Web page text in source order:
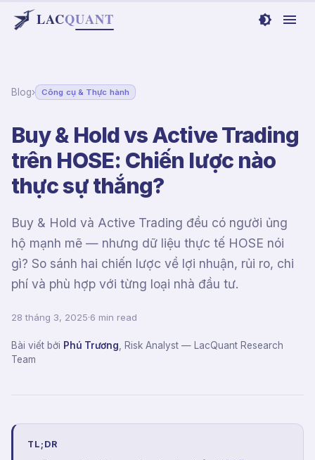
LACQUANT
Blog› Công cụ & Thực hành
Buy & Hold vs Active Trading
trên HOSE: Chiến lược nào
thực sự thắng?
Buy & Hold và Active Trading đều có người ủng
hộ mạnh mẽ — nhưng dữ liệu thực tế HOSE nói
gì? So sánh hai chiến lược về lợi nhuận, rủi ro, chi
phí và phù hợp với từng loại nhà đầu tư.
28 tháng 3, 2025·6 min read
Bài viết bởi Phú Trương Risk Analyst — LacQuant Research
Team
TL;DR